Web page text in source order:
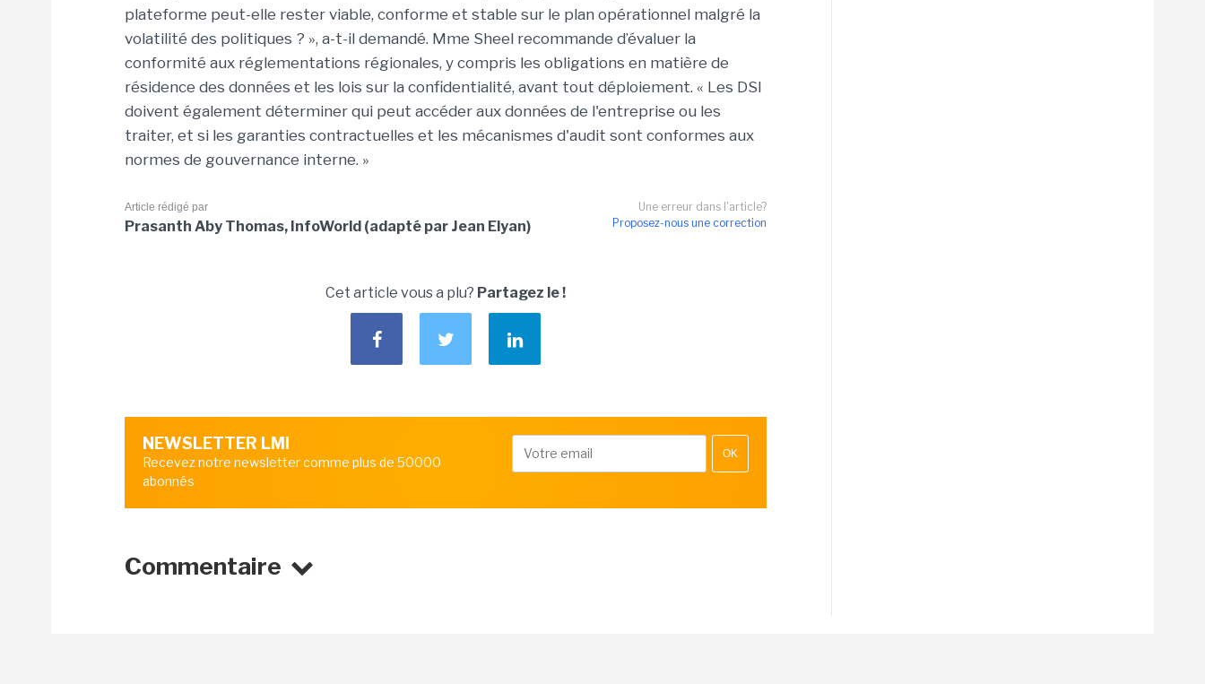
plateforme peut-elle rester viable, conforme et stable sur le plan opérationnel malgré la
volatilité des politiques ? », a-t-il demandé. Mme Sheel recommande d’évaluer la
conformité aux réglementations régionales, y compris les obligations en matière de
résidence des données et les lois sur la confidentialité, avant tout déploiement. « Les DSI
doivent également déterminer qui peut accéder aux données de l'entreprise ou les
traiter, et si les garanties contractuelles et les mécanismes d'audit sont conformes aux
normes de gouvernance interne. »
Une erreur dans l'article?
Proposez-nous une correction
Article rédigé par
Prasanth Aby Thomas, InfoWorld (adapté par Jean Elyan)
Cet article vous a plu? Partagez le !
NEWSLETTER LMI
Recevez notre newsletter comme plus de 50000
abonnés
OK
Commentaire